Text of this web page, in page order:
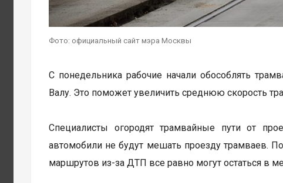
Фото: официальный сайт мэра Москвы
С понедельника рабочие начали обособлять
Валу. Это поможет увеличить среднюю скорость
Специалисты огородят трамвайные пути от
автомобили не будут мешать проезду трамваев.
маршрутов из-за ДТП все равно могут остаться в